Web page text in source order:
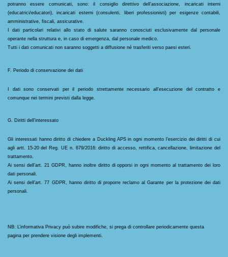
potranno essere comunicati, sono: il consiglio direttivo dell’associazione, incaricati interni
(educatrici/educatori), incaricati esterni (consulenti, liberi professionisti) per esigenze contabili,
amministrative, fiscali, assicurative.
I dati particolari relativi allo stato di salute saranno conosciuti esclusivamente dal personale
operante nella struttura e, in caso di emergenza, dal personale medico.
Tutti i dati comunicati non saranno soggetti a diffusione né trasferiti verso paesi esteri.
F. Periodo di conservazione dei dati
I dati sono conservati per il periodo strettamente necessario all’esecuzione del contratto e
comunque nei termini previsti dalla legge.
G. Diritti dell’interessato
Gli interessati hanno diritto di chiedere a Duckling APS in ogni momento l’esercizio dei diritti di cui
agli artt. 15-20 del Reg. UE n. 679/2016: diritto di accesso, rettifica, cancellazione, limitazione del
trattamento.
Ai sensi dell’art. 21 GDPR, hanno inoltre diritto di opporsi in ogni momento al trattamento dei loro
dati personali.
Ai sensi dell’art. 77 GDPR, hanno diritto di proporre reclamo al Garante per la protezione dei dati
personali.
NB: L’informativa Privacy può subire modifiche, si prega di controllare periodicamente questa
pagina per prendere visione degli implementi.